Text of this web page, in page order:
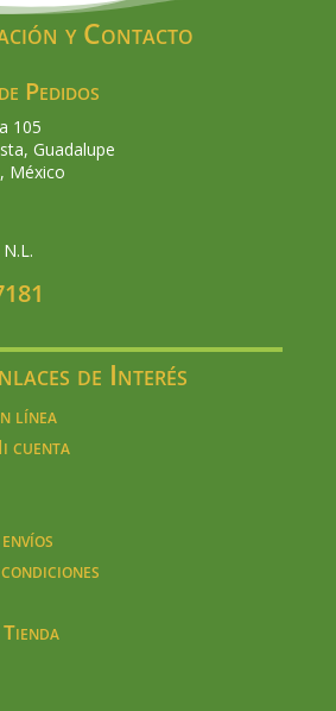
y Contacto
Pedidos
105
Guadalupe
México
de Interés
línea
cuenta